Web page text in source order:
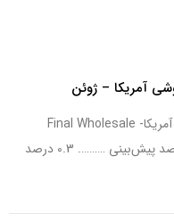
آمریکا – ژوئن
تغییرات ماهانه نهایی موجودی عمده فروشی آمریکا- Final Wholesale
Inventories (ژوئن) واقعی …………… 0.2 درصد پیش‌بینی ………. 0.3 درصد